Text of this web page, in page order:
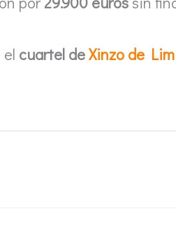
cuartel deXinzo de